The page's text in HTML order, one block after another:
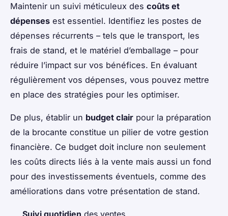
Maintenir un suivi méticuleux des coûts et
dépenses est essentiel. Identifiez les postes de
dépenses récurrents – tels que le transport, les
frais de stand, et le matériel d’emballage – pour
réduire l’impact sur vos bénéfices. En évaluant
régulièrement vos dépenses, vous pouvez mettre
en place des stratégies pour les optimiser.
De plus, établir un budget clair pour la préparation
de la brocante constitue un pilier de votre gestion
financière. Ce budget doit inclure non seulement
les coûts directs liés à la vente mais aussi un fond
pour des investissements éventuels, comme des
améliorations dans votre présentation de stand.
Suivi quotidien des ventes